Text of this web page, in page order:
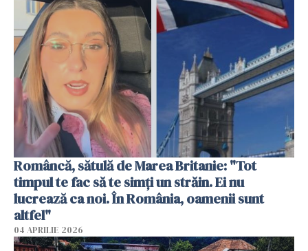
Româncă, sătulă de Marea Britanie: "Tot
timpul te fac să te simți un străin. Ei nu
lucrează ca noi. În România, oamenii sunt
altfel"
04 APRILIE 2026